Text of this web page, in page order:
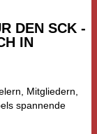
DEN SCK -
IN
Mitgliedern,
spannende